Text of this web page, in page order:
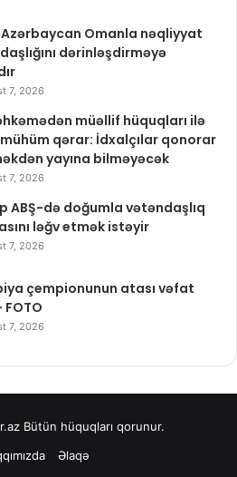
Omanla nəqliyyat
dərinləşdirməyə
7, 2026
müəllif hüquqları ilə
mühüm qərar: İdxalçılar qonorar
yayına bilməyəcək
7, 2026
ABŞ-də doğumla vətəndaşlıq
ləğv etmək istəyir
7, 2026
çempionunun atası vəfat
7, 2026
Bütün hüquqları qorunur.
Əlaqə